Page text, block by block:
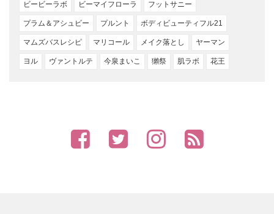
ビービーラボ ビーマイフローラ フットサニー
プラム＆アシュビー プルント ボディビューティフル21
マムズバスレシピ マリコール メイク落とし ヤーマン
ヨル ヴァントルテ 今泉まいこ 獺祭 肌ラボ 花王